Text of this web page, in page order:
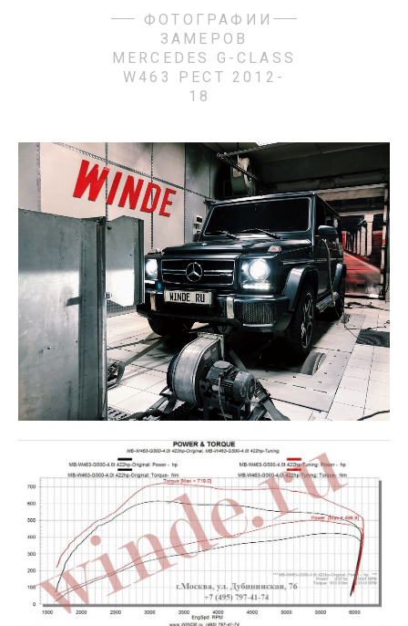
ФОТОГРАФИИ
ЗАМЕРОВ
MERCEDES G-CLASS
W463 РЕСТ 2012-
18